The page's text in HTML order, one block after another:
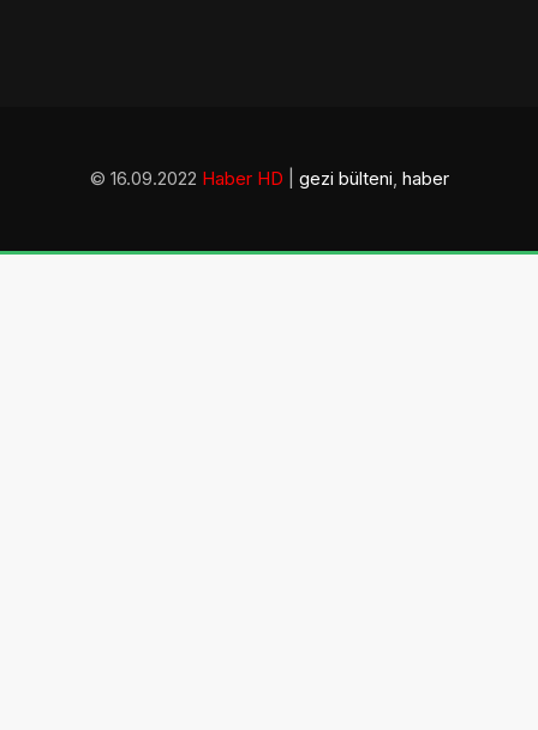
© 16.09.2022 Haber HD gezi bülteni, haber